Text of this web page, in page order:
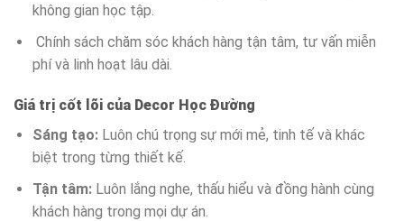
không gian học tập.
Chính sách chăm sóc khách hàng tận tâm, tư vấn miễn
phí và linh hoạt lâu dài.
Giá trị cốt lõi của Decor Học Đường
Sáng tạo:Luôn chú trọng sự mới mẻ, tinh tế và khác
biệt trong từng thiết kế.
Tận tâm:Luôn lắng nghe, thấu hiểu và đồng hành cùng
khách hàng trong mọi dự án.